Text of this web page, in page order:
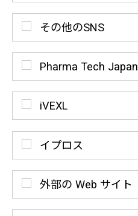
その他のSNS
Pharma Tech Japan
iVEXL
イプロス
外部の Web サイト